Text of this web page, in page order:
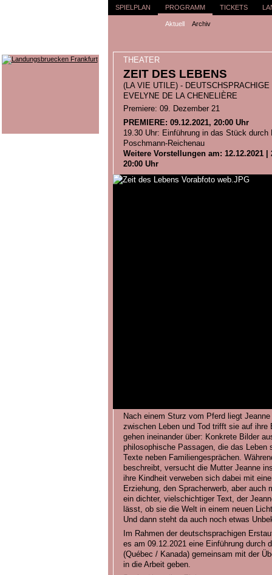
SPIELPLAN PROGRAMM
Aktuell Archiv
TICKETS
THEATER
ZEIT DES LEBENS
(LA VIE UTILE) - DEUTSCHSPRACHIGE
EVELYNE DE LA CHENELIÈRE
Premiere: 09. Dezember 21
PREMIERE: 09.12.2021, 20:00 Uhr
19.30 Uhr: Einführung in das Stück
Poschmann-Reichenau
Weitere Vorstellungen am: 12.12.2021 |
20:00 Uhr
Nach einem Sturz vom Pferd liegt
zwischen Leben und Tod trifft sie auf
gehen ineinander über: Konkrete Bilder
philosophische Passagen, die das
Texte neben Familiengesprächen.
beschreibt, versucht die Mutter Jeanne
ihre Kindheit verweben sich dabei mit
Erziehung, den Spracherwerb, aber
ein dichter, vielschichtiger Text, der
lässt, ob sie die Welt in einem neuen
Und dann steht da auch noch etwas
Im Rahmen der deutschsprachigen
es am 09.12.2021 eine Einführung durch
(Québec / Kanada) gemeinsam mit der
in die Arbeit geben.